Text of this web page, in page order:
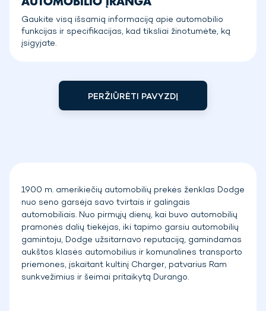
Gaukite visą išsamią informaciją apie automobilio
funkcijas ir specifikacijas, kad tiksliai žinotumėte, ką
įsigyjate.
PERŽIŪRĖTI PAVYZDĮ
1900 m. amerikiečių automobilių prekės ženklas Dodge
nuo seno garsėja savo tvirtais ir galingais
automobiliais. Nuo pirmųjų dienų, kai buvo automobilių
pramonės dalių tiekėjas, iki tapimo garsiu automobilių
gamintoju, Dodge užsitarnavo reputaciją, gamindamas
aukštos klasės automobilius ir komunalines transporto
priemones, įskaitant kultinį Charger, patvarius Ram
sunkvežimius ir šeimai pritaikytą Durango.